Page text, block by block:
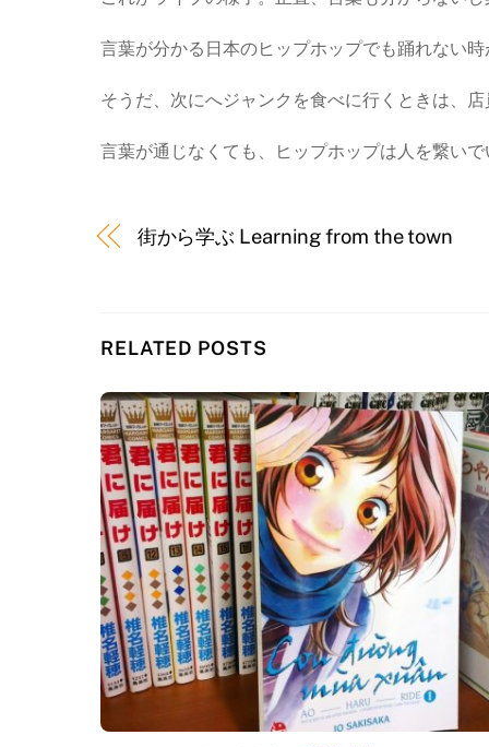
言葉が分かる日本のヒップホップでも踊れない
そうだ、次にへジャンクを食べに行くときは、店
言葉が通じなくても、ヒップホップは人を繋いで
街から学ぶ Learning from the town
RELATED POSTS